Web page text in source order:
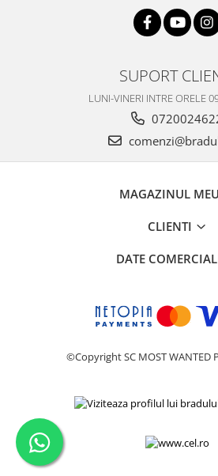
SUPORT
LUNI-VINERI INTRE ORELE
MAGAZINUL MEU
CLIENTI
DATE
©Copyright SC MOST WANTED